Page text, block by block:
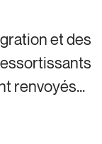
et des
renvoyés...